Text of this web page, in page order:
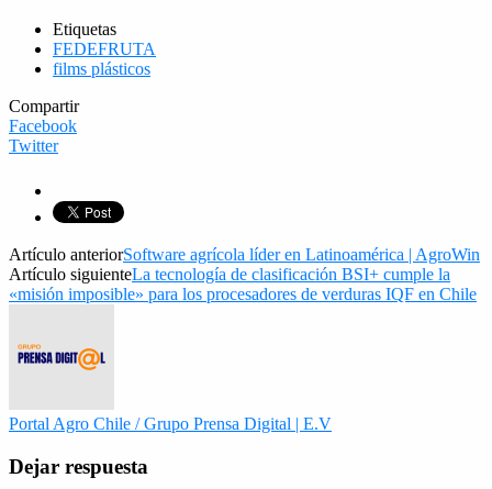
Etiquetas
FEDEFRUTA
films plásticos
Compartir
Facebook
Twitter
Artículo anteriorSoftware agrícola líder en Latinoamérica | AgroWin
Artículo siguienteLa tecnología de clasificación BSI+ cumple la
«misión imposible» para los procesadores de verduras IQF en Chile
Portal Agro Chile / Grupo Prensa Digital | E.V
Dejar respuesta